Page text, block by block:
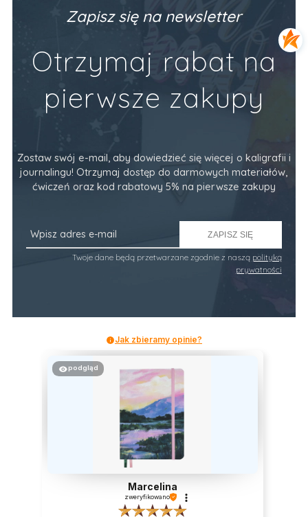
Zapisz się na newsletter
Otrzymaj rabat na
pierwsze zakupy
Zostaw swój e-mail, aby dowiedzieć się więcej o kaligrafii i
journalingu! Otrzymaj dostęp do darmowych materiałów,
ćwiczeń oraz kod rabatowy 5% na pierwsze zakupy
ZAPISZ SIĘ
Twoje dane będą przetwarzane zgodnie z naszą polityką
prywatności
Jak zbieramy opinie?
podgląd
Marcelina
zweryfikowano